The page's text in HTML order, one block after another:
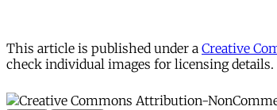
This article is published under a Creative
check individual images for licensing details.